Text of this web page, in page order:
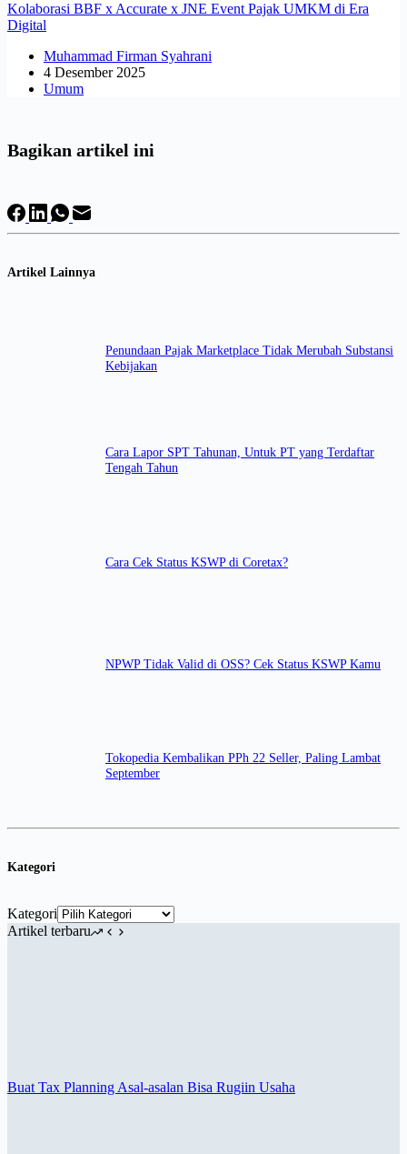
Kolaborasi BBF x Accurate x JNE Event Pajak UMKM di Era
Digital
Muhammad Firman Syahrani
4 Desember 2025
Umum
Bagikan artikel ini
Artikel Lainnya
Penundaan Pajak Marketplace Tidak Merubah Substansi
Kebijakan
Cara Lapor SPT Tahunan, Untuk PT yang Terdaftar
Tengah Tahun
Cara Cek Status KSWP di Coretax?
NPWP Tidak Valid di OSS? Cek Status KSWP Kamu
Tokopedia Kembalikan PPh 22 Seller, Paling Lambat
September
Kategori
Kategori
Artikel terbaru
Buat Tax Planning Asal-asalan Bisa Rugiin Usaha